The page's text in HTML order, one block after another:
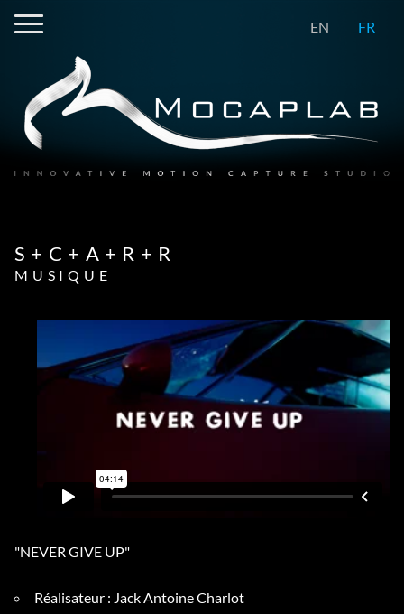
EN FR
S+C+A+R+R
MUSIQUE
"NEVER GIVE UP"
Réalisateur : Jack Antoine Charlot